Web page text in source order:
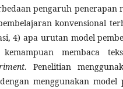
pengaruh penerapan
konvensional
4) apa urutan model
membaca
. Penelitian
menggunakan model